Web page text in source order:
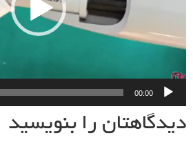
00:00
دیدگاهتان را بنویسید